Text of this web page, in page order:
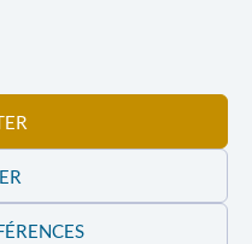
PIERRE, 208 AT 1040 BRUSSELS TEL: